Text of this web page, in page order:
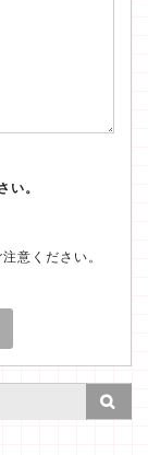
い。
意ください。